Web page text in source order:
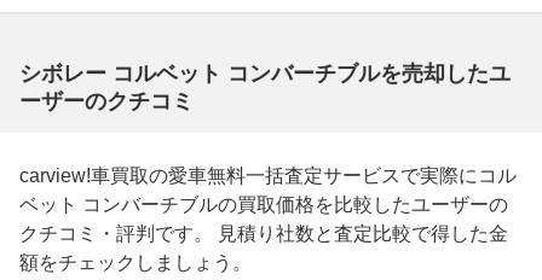
シボレー コルベット コンバーチブルを売却したユ
ーザーのクチコミ
carview!車買取の愛車無料一括査定サービスで実際にコル
ベット コンバーチブルの買取価格を比較したユーザーの
クチコミ・評判です。 見積り社数と査定比較で得した金
額をチェックしましょう。